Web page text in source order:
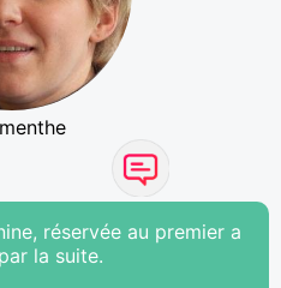
réservée au premier a
la suite.